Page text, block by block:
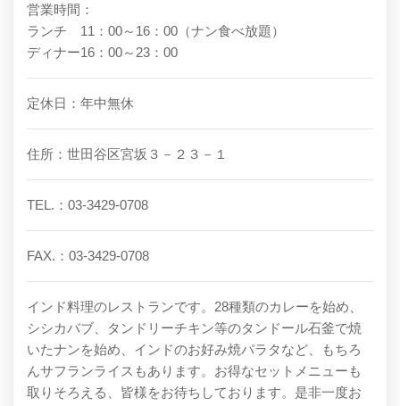
営業時間：
ランチ 11：00～16：00（ナン食べ放題）
ディナー16：00～23：00
定休日：年中無休
住所：世田谷区宮坂３－２３－１
TEL.：03-3429-0708
FAX.：03-3429-0708
インド料理のレストランです。28種類のカレーを始め、
シシカバブ、タンドリーチキン等のタンドール石釜で焼
いたナンを始め、インドのお好み焼パラタなど、もちろ
んサフランライスもあります。お得なセットメニューも
取りそろえる、皆様をお待ちしております。是非一度お